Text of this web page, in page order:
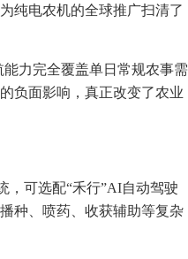
纯电农机的全球推广扫清了
力完全覆盖单日常规农事需
负面影响，真正改变了农业
，可选配“禾行”AI自动驾驶
种、喷药、收获辅助等复杂